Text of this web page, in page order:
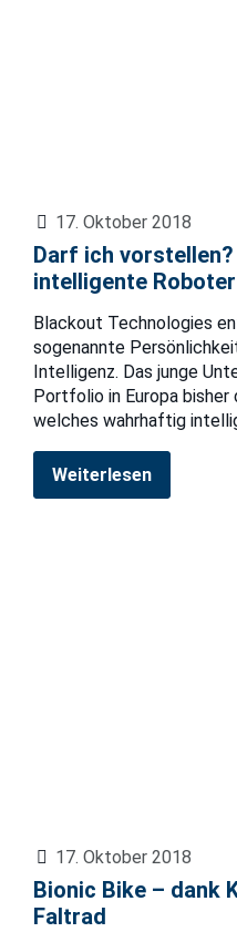
17. Oktober 2018
Darf ich
intelligente
Blackout Technologies
sogenannte
Intelligenz. Das junge
Portfolio in Europa bisher
welches wahrhaftig
Weiterlesen
17. Oktober 2018
Bionic Bike – dank
Faltrad